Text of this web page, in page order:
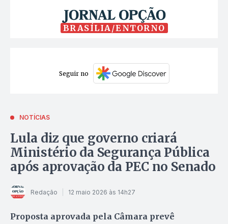
BRASÍLIA/ENTORNO
Seguir no
NOTÍCIAS
Lula diz que governo criará
Ministério da Segurança Pública
após aprovação da PEC no Senado
Redação 12 maio 2026 às 14h27
Proposta aprovada pela Câmara prevê